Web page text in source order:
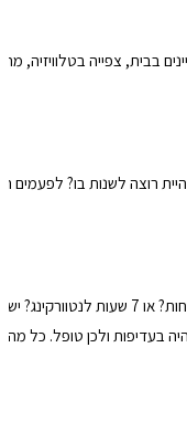
צפייה בטלוויזיה, מתי
ביומן? ומה היית רוצה לשנות בו?
זמן הוא כמו לוח חלק הוא מתמלא במשהו. בוא נדאג שהוא יתמלא בדברים שמקדמים אותך לעבר החלומות שלך. מה נכנס ליומן זו בחירה. עובדה היא שאם בתחילת השבוע אני אשאל אותך, האם יש לך ארבע שעות
בעדיפות ולכן טופל. כל מה